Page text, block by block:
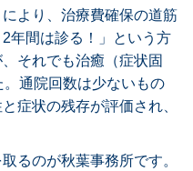
より、治療費確保の道筋
年間は診る！」という方
それでも治癒（症状固
通院回数は少ないもの
症状の残存が評価され、
るのが秋葉事務所です。